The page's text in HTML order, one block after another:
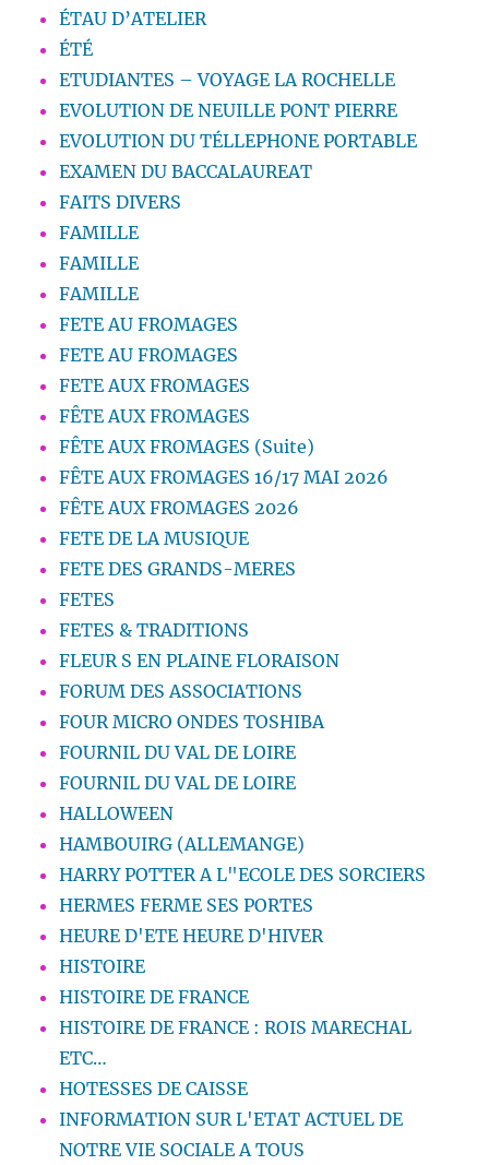
ÉTAU D’ATELIER
ÉTÉ
ETUDIANTES – VOYAGE LA ROCHELLE
EVOLUTION DE NEUILLE PONT PIERRE
EVOLUTION DU TÉLLEPHONE PORTABLE
EXAMEN DU BACCALAUREAT
FAITS DIVERS
FAMILLE
FAMILLE
FAMILLE
FETE AU FROMAGES
FETE AU FROMAGES
FETE AUX FROMAGES
FÊTE AUX FROMAGES
FÊTE AUX FROMAGES (Suite)
FÊTE AUX FROMAGES 16/17 MAI 2026
FÊTE AUX FROMAGES 2026
FETE DE LA MUSIQUE
FETE DES GRANDS-MERES
FETES
FETES & TRADITIONS
FLEUR S EN PLAINE FLORAISON
FORUM DES ASSOCIATIONS
FOUR MICRO ONDES TOSHIBA
FOURNIL DU VAL DE LOIRE
FOURNIL DU VAL DE LOIRE
HALLOWEEN
HAMBOUIRG (ALLEMANGE)
HARRY POTTER A L"ECOLE DES SORCIERS
HERMES FERME SES PORTES
HEURE D'ETE HEURE D'HIVER
HISTOIRE
HISTOIRE DE FRANCE
HISTOIRE DE FRANCE : ROIS MARECHAL
ETC…
HOTESSES DE CAISSE
INFORMATION SUR L'ETAT ACTUEL DE
NOTRE VIE SOCIALE A TOUS